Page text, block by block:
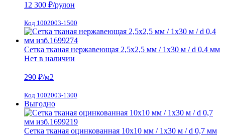
12 300 ₽/рулон
Код 1002003-1500
Сетка тканая нержавеющая 2,5х2,5 мм / 1х30 м / d 0,4 мм
Нет в наличии
290 ₽/м2
Код 1002003-1300
Выгодно
Сетка тканая оцинкованная 10х10 мм / 1х30 м / d 0,7 мм